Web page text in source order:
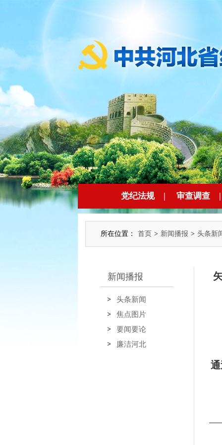
党纪法规 | 审查调查
所在位置： 首页 > 新闻播报 > 头条新
新闻播报
头条新闻
焦点图片
要闻要论
廉洁河北